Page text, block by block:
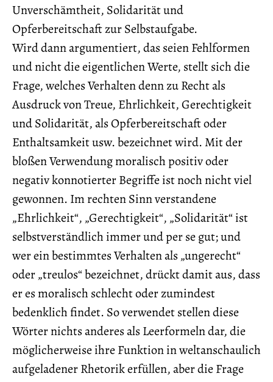
Unverschämtheit, Solidarität und
Opferbereitschaft zur Selbstaufgabe.
Wird dann argumentiert, das seien Fehlformen
und nicht die eigentlichen Werte, stellt sich die
Frage, welches Verhalten denn zu Recht als
Ausdruck von Treue, Ehrlichkeit, Gerechtigkeit
und Solidarität, als Opferbereitschaft oder
Enthaltsamkeit usw. bezeichnet wird. Mit der
bloßen Verwendung moralisch positiv oder
negativ konnotierter Begriffe ist noch nicht viel
gewonnen. Im rechten Sinn verstandene
„Ehrlichkeit“, „Gerechtigkeit“, „Solidarität“ ist
selbstverständlich immer und per se gut; und
wer ein bestimmtes Verhalten als „ungerecht“
oder „treulos“ bezeichnet, drückt damit aus, dass
er es moralisch schlecht oder zumindest
bedenklich findet. So verwendet stellen diese
Wörter nichts anderes als Leerformeln dar, die
möglicherweise ihre Funktion in weltanschaulich
aufgeladener Rhetorik erfüllen, aber die Frage